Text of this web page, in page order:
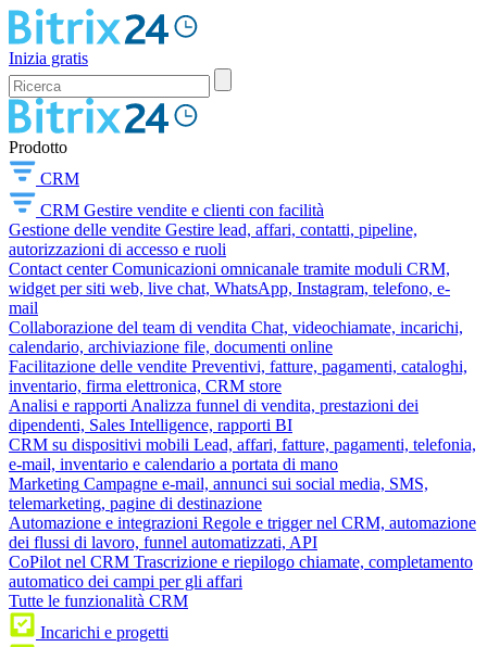
Inizia gratis
Prodotto
CRM
CRM Gestire vendite e clienti con facilità
Gestione delle vendite Gestire lead, affari, contatti, pipeline,
autorizzazioni di accesso e ruoli
Contact center Comunicazioni omnicanale tramite moduli CRM,
widget per siti web, live chat, WhatsApp, Instagram, telefono, e-
mail
Collaborazione del team di vendita Chat, videochiamate, incarichi,
calendario, archiviazione file, documenti online
Facilitazione delle vendite Preventivi, fatture, pagamenti, cataloghi,
inventario, firma elettronica, CRM store
Analisi e rapporti Analizza funnel di vendita, prestazioni dei
dipendenti, Sales Intelligence, rapporti BI
CRM su dispositivi mobili Lead, affari, fatture, pagamenti, telefonia,
e-mail, inventario e calendario a portata di mano
Marketing Campagne e-mail, annunci sui social media, SMS,
telemarketing, pagine di destinazione
Automazione e integrazioni Regole e trigger nel CRM, automazione
dei flussi di lavoro, funnel automatizzati, API
CoPilot nel CRM Trascrizione e riepilogo chiamate, completamento
automatico dei campi per gli affari
Tutte le funzionalità CRM
Incarichi e progetti